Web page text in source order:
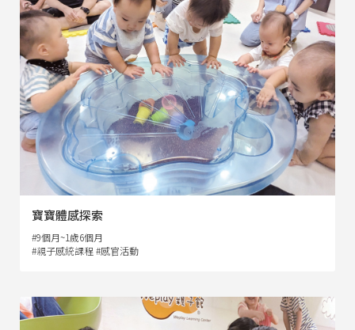
寶寶體感探索
#9個月~1歲6個月
#親子感統課程 #感官活動